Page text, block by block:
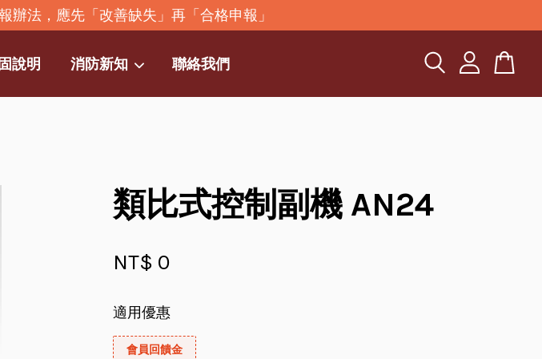
辦法，應先「改善缺失」再「合格申報」
說明 消防新知 聯絡我們
類比式控制副機 AN24
NT$ 0
適用優惠
會員回饋金
物